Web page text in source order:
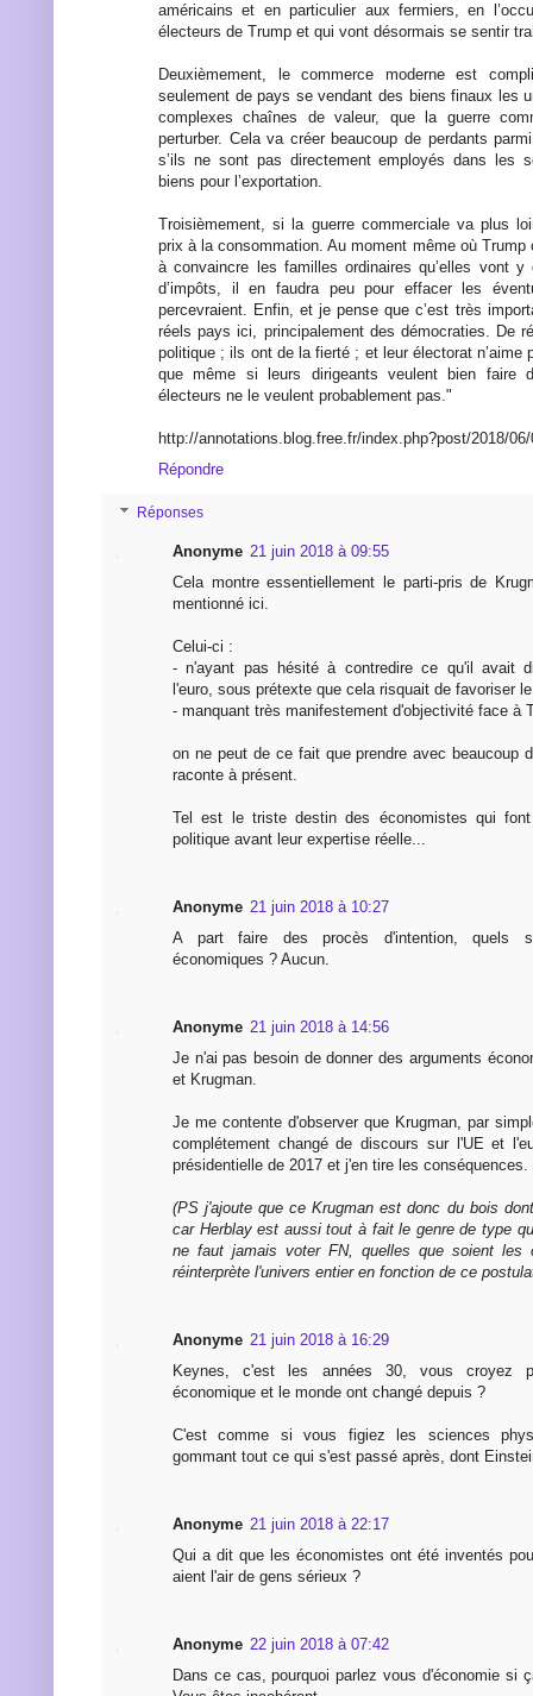
américains et en particulier aux fermiers, en
électeurs de Trump et qui vont désormais se sentir
Deuxièmement, le commerce moderne est
seulement de pays se vendant des biens finaux les
complexes chaînes de valeur, que la guerre
perturber. Cela va créer beaucoup de perdants
s’ils ne sont pas directement employés dans les
biens pour l’exportation.
Troisièmement, si la guerre commerciale va plus
prix à la consommation. Au moment même où Trump
à convaincre les familles ordinaires qu’elles vont
d’impôts, il en faudra peu pour effacer les
percevraient. Enfin, et je pense que c’est très
réels pays ici, principalement des démocraties. De
politique ; ils ont de la fierté ; et leur électorat n’aime
que même si leurs dirigeants veulent bien faire
électeurs ne le veulent probablement pas."
http://annotations.blog.free.fr/index.php?post/2018/
Répondre
Réponses
Anonyme 21 juin 2018 à 09:55
Cela montre essentiellement le parti-pris de
mentionné ici.
Celui-ci :
- n'ayant pas hésité à contredire ce qu'il avait
l'euro, sous prétexte que cela risquait de favoriser
- manquant très manifestement d'objectivité face à
on ne peut de ce fait que prendre avec beaucoup
raconte à présent.
Tel est le triste destin des économistes qui
politique avant leur expertise réelle...
Anonyme 21 juin 2018 à 10:27
A part faire des procès d'intention, quels
économiques ? Aucun.
Anonyme 21 juin 2018 à 14:56
Je n'ai pas besoin de donner des arguments
et Krugman.
Je me contente d'observer que Krugman, par
complétement changé de discours sur l'UE et
présidentielle de 2017 et j'en tire les conséquences.
(PS j'ajoute que ce Krugman est donc du bois
car Herblay est aussi tout à fait le genre de type
ne faut jamais voter FN, quelles que soient les
réinterprète l'univers entier en fonction de ce
Anonyme 21 juin 2018 à 16:29
Keynes, c'est les années 30, vous croyez
économique et le monde ont changé depuis ?
C'est comme si vous figiez les sciences
gommant tout ce qui s'est passé après, dont
Anonyme 21 juin 2018 à 22:17
Qui a dit que les économistes ont été inventés
aient l'air de gens sérieux ?
Anonyme 22 juin 2018 à 07:42
Dans ce cas, pourquoi parlez vous d'économie si